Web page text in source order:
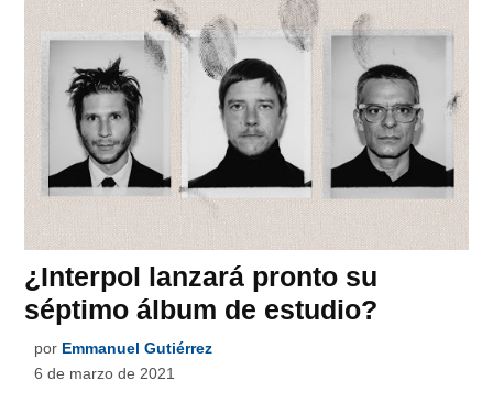
¿Interpol lanzará pronto su
séptimo álbum de estudio?
por Emmanuel Gutiérrez
6 de marzo de 2021